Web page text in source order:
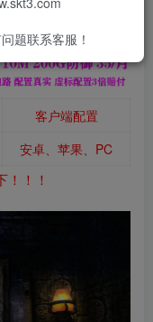
客户端配置
安卓、苹果、PC
！！！
题联系客服！